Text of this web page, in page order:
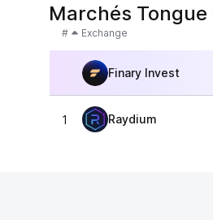
Marchés Tongue
# Exchange
Finary Invest
1 Raydium